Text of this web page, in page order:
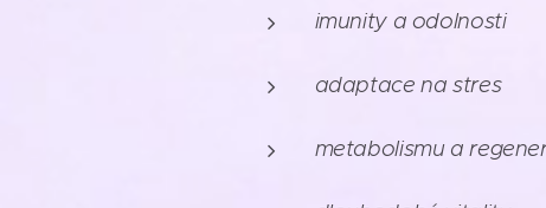
imunity a odolnosti
adaptace na stres
metabolismu a